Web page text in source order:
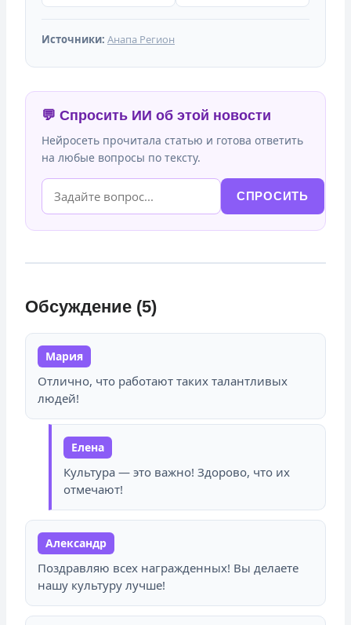
Источники: Анапа Регион
💬 Спросить ИИ об этой новости
Нейросеть прочитала статью и готова ответить
на любые вопросы по тексту.
СПРОСИТЬ
Обсуждение (5)
Мария
Отлично, что работают таких талантливых
людей!
Елена
Культура — это важно! Здорово, что их
отмечают!
Александр
Поздравляю всех награжденных! Вы делаете
нашу культуру лучше!